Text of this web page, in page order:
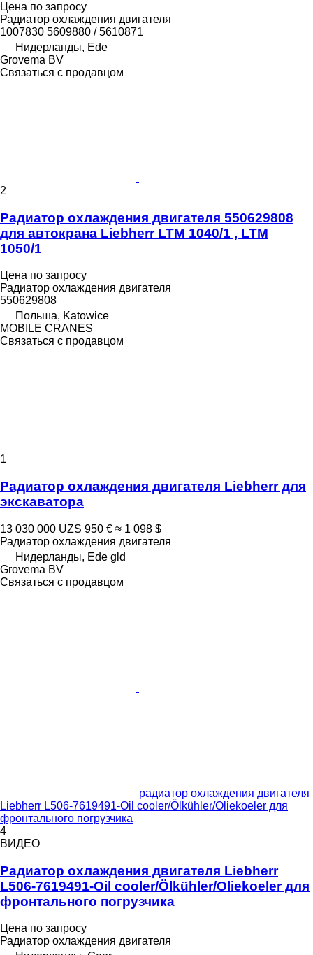
Цена по запросу
Радиатор охлаждения двигателя
1007830 5609880 / 5610871
Нидерланды, Ede
Grovema BV
Связаться с продавцом
2
Радиатор охлаждения двигателя 550629808
для автокрана Liebherr LTM 1040/1 , LTM
1050/1
Цена по запросу
Радиатор охлаждения двигателя
550629808
Польша, Katowice
MOBILE CRANES
Связаться с продавцом
1
Радиатор охлаждения двигателя Liebherr для
экскаватора
13 030 000 UZS 950 € ≈ 1 098 $
Радиатор охлаждения двигателя
Нидерланды, Ede gld
Grovema BV
Связаться с продавцом
радиатор охлаждения двигателя
Liebherr L506-7619491-Oil cooler/Ölkühler/Oliekoeler для
фронтального погрузчика
4
ВИДЕО
Радиатор охлаждения двигателя Liebherr
L506-7619491-Oil cooler/Ölkühler/Oliekoeler для
фронтального погрузчика
Цена по запросу
Радиатор охлаждения двигателя